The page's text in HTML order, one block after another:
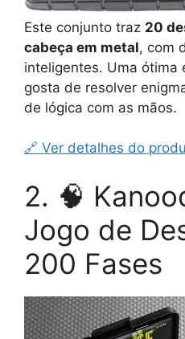
Este conjunto traz 20
cabeça em metal, com
inteligentes. Uma ótima
gosta de resolver
de lógica com as mãos.
🔗 Ver detalhes do
2. 🧠
Jogo de
200 Fases